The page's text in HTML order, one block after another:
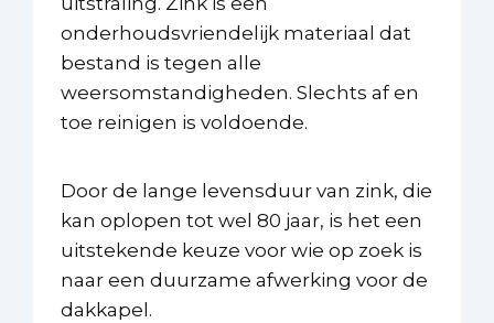
onderhoudsvriendelijk materiaal dat
bestand is tegen alle
weersomstandigheden. Slechts af en
toe reinigen is voldoende.
Door de lange levensduur van zink, die
kan oplopen tot wel 80 jaar, is het een
uitstekende keuze voor wie op zoek is
naar een duurzame afwerking voor de
dakkapel.